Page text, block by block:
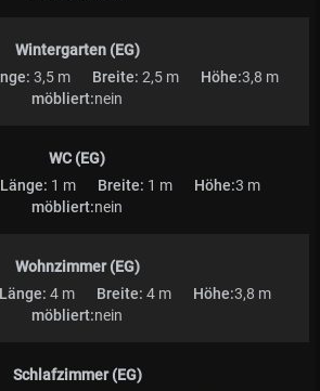
Wintergarten (EG)
3,5 m Breite: 2,5 m Höhe:3,8 m
möbliert:nein
WC (EG)
Länge: 1 m Breite: 1 m Höhe:3 m
möbliert:nein
Wohnzimmer (EG)
Länge: 4 m Breite: 4 m Höhe:3,8 m
möbliert:nein
Schlafzimmer (EG)